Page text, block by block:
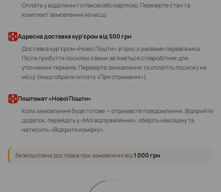
Оплата у відділенні готівкою або карткою. Перевірте стан та
комплект замовлення на місці.
Адресна доставка кур'єром від 500 грн
Доставка кур'єром «Нової Пошти» згідно з умовами перевізника.
Після прибуття посилки з вами зв'яжеться співробітник для
уточнення термінів. Перевірте замовлення та оплатіть посилку на
місці (якщо обрали оплату «При отриманні»).
Поштомат «Нової Пошти»
Коли замовлення буде готове — отримаєте повідомлення. Відкрийте
додаток, перейдіть у «Мої відправлення», оберіть накладну та
натисніть «Відкрити комірку».
Безкоштовна доставка при замовленні від1 000 грн